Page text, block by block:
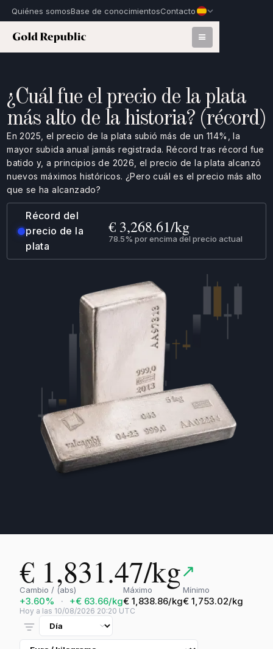
Quiénes somosBase de conocimientosContacto
¿Cuál fue el precio de la plata
más alto de la historia? (récord)
En 2025, el precio de la plata subió más de un 114%, la
mayor subida anual jamás registrada. Récord tras récord fue
batido y, a principios de 2026, el precio de la plata alcanzó
nuevos máximos históricos. ¿Pero cuál es el precio más alto
que se ha alcanzado?
Récord del
precio de la
plata
€ 3,268.61/kg
78.5% por encima del precio actual
€ 1,831.47/kg↗
Cambio / (abs)
+3.60% · +€ 63.66/kg
Máximo
€ 1,838.86/kg
Mínimo
€ 1,753.02/kg
Hoy a las 10/08/2026 20:20 UTC